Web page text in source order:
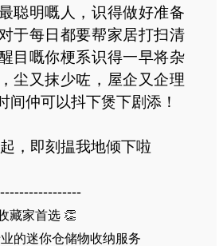
聪明嘅人，识得做好准备
于每日都要帮家居打扫清
目嘅你梗系识得一早将杂
尘又抹少咗，屋企又企理
间仲可以抖下煲下剧添！
，即刻揾我地倾下啦
藏家首选 👏
的迷你仓储物收纳服务